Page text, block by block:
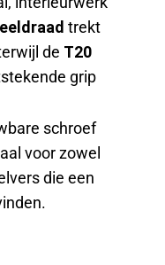
trekt
de T20
grip
schroef
voor zowel
die een